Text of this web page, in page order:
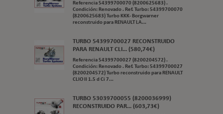
Referencia 54399700070 (8200625683) .
Condición: Renovado . Ref. Turbo: 54399700070
(8200625683) Turbo KKK- Borgwarner
reconstruido para RENAULT LA...
TURBO 54399700027 RECONSTRUIDO
PARA RENAULT CLI... (580,74€)
Referencia 54399700027 (8200204572) .
Condición: Renovado . Ref. Turbo: 54399700027
(8200204572) Turbo reconstruido para RENAULT
CLIO II 1.5 d Ci 7...
TURBO 53039700055 (8200036999)
RECONSTRUIDO PAR... (603,73€)